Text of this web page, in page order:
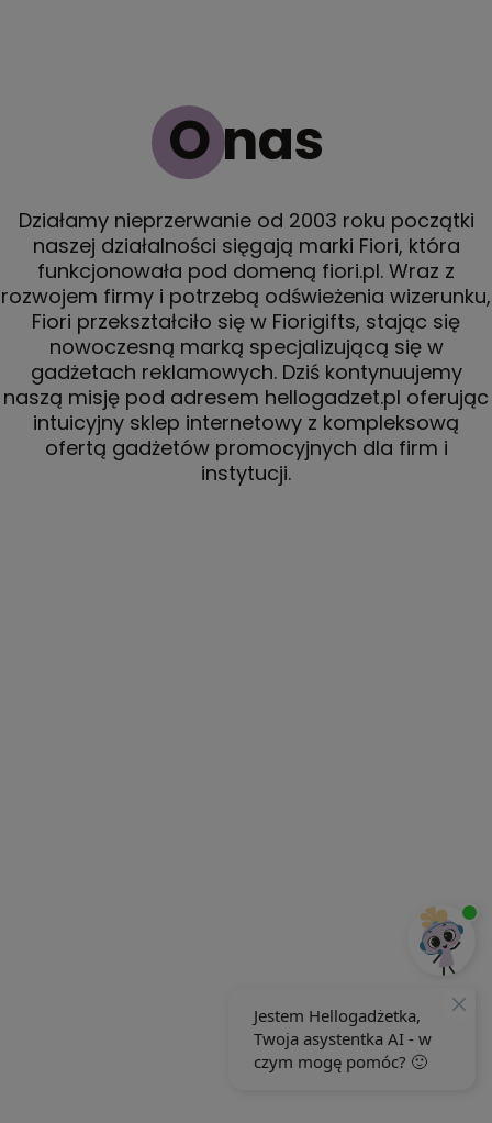
O nas
Działamy nieprzerwanie od 2003 roku początki
naszej działalności sięgają marki Fiori, która
funkcjonowała pod domeną fiori.pl. Wraz z
rozwojem firmy i potrzebą odświeżenia wizerunku,
Fiori przekształciło się w Fiorigifts, stając się
nowoczesną marką specjalizującą się w
gadżetach reklamowych. Dziś kontynuujemy
naszą misję pod adresem hellogadzet.pl oferując
intuicyjny sklep internetowy z kompleksową
ofertą gadżetów promocyjnych dla firm i
instytucji.